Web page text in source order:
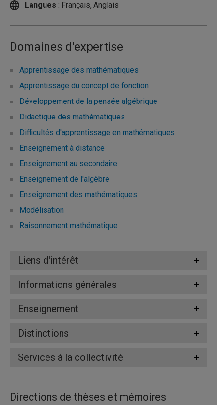
Langues : Français, Anglais
Domaines d'expertise
Apprentissage des mathématiques
Apprentissage du concept de fonction
Développement de la pensée algébrique
Didactique des mathématiques
Difficultés d'apprentissage en mathématiques
Enseignement à distance
Enseignement au secondaire
Enseignement de l'algèbre
Enseignement des mathématiques
Modélisation
Raisonnement mathématique
Liens d'intérêt
Informations générales
Enseignement
Distinctions
Services à la collectivité
Directions de thèses et mémoires